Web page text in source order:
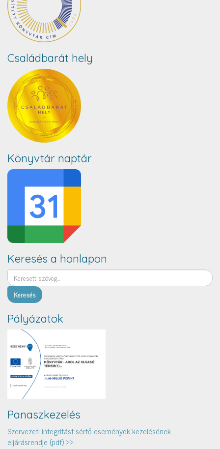
Családbarát hely
Könyvtár naptár
Keresés a honlapon
Keresés
Pályázatok
Panaszkezelés
Szervezeti integritást sértő események kezelésének
eljárásrendje (pdf) >>